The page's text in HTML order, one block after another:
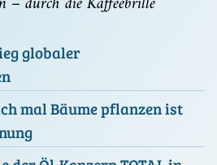
globaler
mal Bäume pflanzen ist